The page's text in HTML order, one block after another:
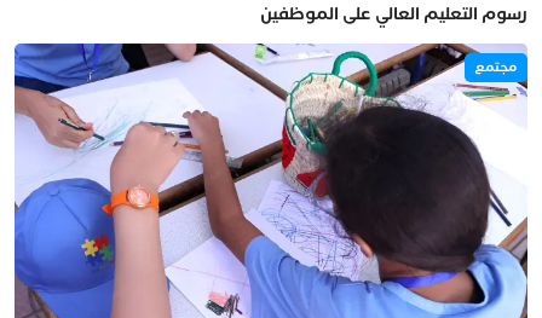
رسوم التعليم العالي على الموظفين
مجتمع